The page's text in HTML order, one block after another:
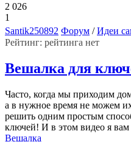
2 026
1
Santik250892 Форум /Идеи
Рейтинг: рейтинга нет
Вешалка для
Часто, когда мы приходим
а в нужное время не можем
решить одним простым
ключей! И в этом видео я
Вешалка